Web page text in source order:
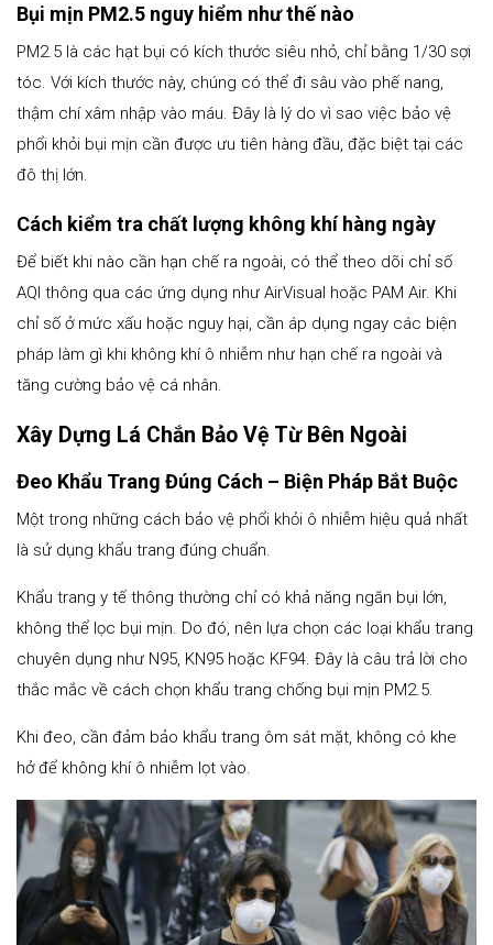
Bụi mịn PM2.5 nguy hiểm như thế nào
PM2.5 là các hạt bụi có kích thước siêu nhỏ, chỉ bằng 1/30 sợi
tóc. Với kích thước này, chúng có thể đi sâu vào phế nang,
thậm chí xâm nhập vào máu. Đây là lý do vì sao việc bảo vệ
phổi khỏi bụi mịn cần được ưu tiên hàng đầu, đặc biệt tại các
đô thị lớn.
Cách kiểm tra chất lượng không khí hàng ngày
Để biết khi nào cần hạn chế ra ngoài, có thể theo dõi chỉ số
AQI thông qua các ứng dụng như AirVisual hoặc PAM Air. Khi
chỉ số ở mức xấu hoặc nguy hại, cần áp dụng ngay các biện
pháp làm gì khi không khí ô nhiễm như hạn chế ra ngoài và
tăng cường bảo vệ cá nhân.
Xây Dựng Lá Chắn Bảo Vệ Từ Bên Ngoài
Đeo Khẩu Trang Đúng Cách – Biện Pháp Bắt Buộc
Một trong những cách bảo vệ phổi khỏi ô nhiễm hiệu quả nhất
là sử dụng khẩu trang đúng chuẩn.
Khẩu trang y tế thông thường chỉ có khả năng ngăn bụi lớn,
không thể lọc bụi mịn. Do đó, nên lựa chọn các loại khẩu trang
chuyên dụng như N95, KN95 hoặc KF94. Đây là câu trả lời cho
thắc mắc về cách chọn khẩu trang chống bụi mịn PM2.5.
Khi đeo, cần đảm bảo khẩu trang ôm sát mặt, không có khe
hở để không khí ô nhiễm lọt vào.